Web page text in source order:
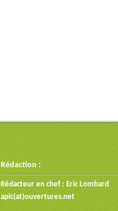
Rédaction :
Rédacteur en chef : Eric Lombard
apic(at)ouvertures.net